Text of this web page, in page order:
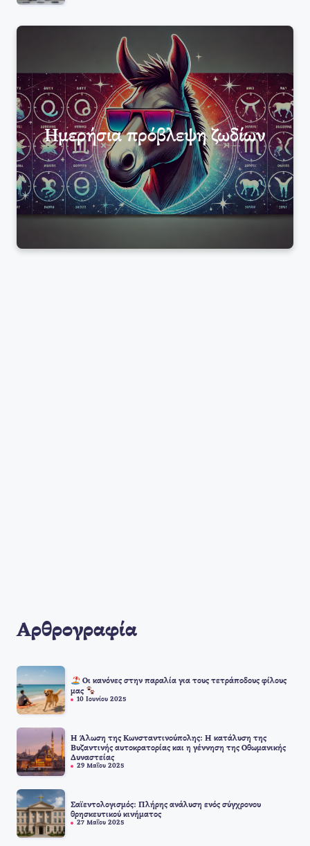
Ημερήσια πρόβλεψη ζωδίων
Αρθρογραφία
Οι κανόνες στην παραλία για τους τετράποδους φίλους
μας
10 Ιουνίου 2025
Η Άλωση της Κωνσταντινούπολης: Η κατάλυση της
Βυζαντινής αυτοκρατορίας και η γέννηση της Οθωμανικής
Δυναστείας
29 Μαΐου 2025
Σαϊεντολογισμός: Πλήρης ανάλυση ενός σύγχρονου
θρησκευτικού κινήματος
27 Μαΐου 2025